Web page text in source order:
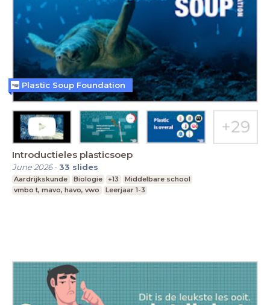
Introductieles plasticsoep
June 2026-33 slides
Aardrijkskunde Biologie +13
Middelbare school
vmbo t, mavo, havo, vwo
Leerjaar 1-3
Plastic Soup Foundation